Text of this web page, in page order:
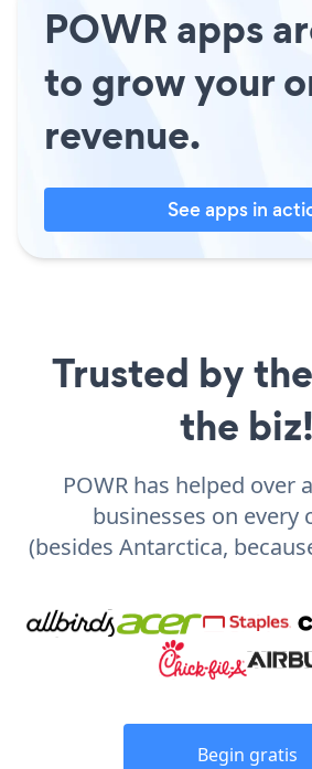
POWR apps
to grow your
revenue.
See apps in
Trusted by
the biz!
POWR has helped over
businesses on every
(besides Antarctica,
Begin gratis